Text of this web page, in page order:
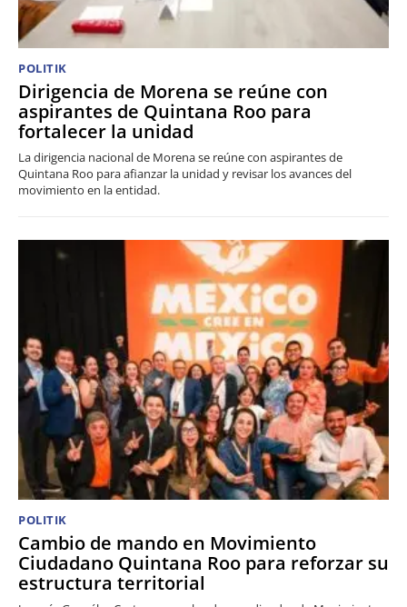
POLITIK
Dirigencia de Morena se reúne con
aspirantes de Quintana Roo para
fortalecer la unidad
La dirigencia nacional de Morena se reúne con aspirantes de
Quintana Roo para afianzar la unidad y revisar los avances del
movimiento en la entidad.
POLITIK
Cambio de mando en Movimiento
Ciudadano Quintana Roo para reforzar su
estructura territorial